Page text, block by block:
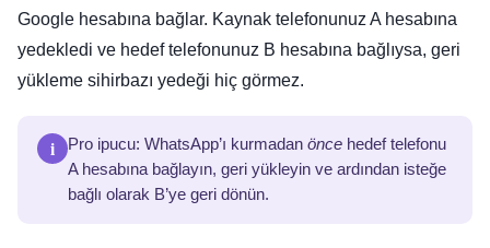
Google hesabına bağlar. Kaynak telefonunuz A hesabına
yedekledi ve hedef telefonunuz B hesabına bağlıysa, geri
yükleme sihirbazı yedeği hiç görmez.
i Pro ipucu: WhatsApp’ı kurmadan önce hedef telefonu
A hesabına bağlayın, geri yükleyin ve ardından isteğe
bağlı olarak B’ye geri dönün.